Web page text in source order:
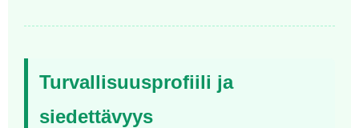
Turvallisuusprofiili ja
siedettävyys